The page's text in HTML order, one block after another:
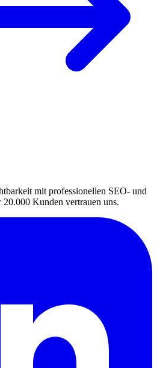
mit professionellen SEO- und
Kunden vertrauen uns.